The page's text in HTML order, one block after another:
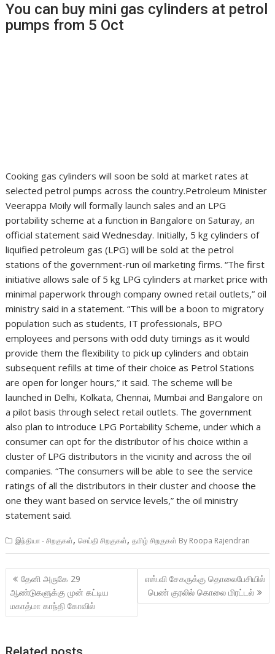
You can buy mini gas cylinders at petrol
pumps from 5 Oct
Cooking gas cylinders will soon be sold at market rates at
selected petrol pumps across the country.Petroleum Minister
Veerappa Moily will formally launch sales and an LPG
portability scheme at a function in Bangalore on Saturay, an
official statement said Wednesday. Initially, 5 kg cylinders of
liquified petroleum gas (LPG) will be sold at the petrol
stations of the government-run oil marketing firms. “The first
initiative allows sale of 5 kg LPG cylinders at market price with
minimal paperwork through company owned retail outlets,” oil
ministry said in a statement. “This will be a boon to migratory
population such as students, IT professionals, BPO
employees and persons with odd duty timings as it would
provide them the flexibility to pick up cylinders and obtain
subsequent refills at time of their choice as Petrol Stations
are open for longer hours,” it said. The scheme will be
launched in Delhi, Kolkata, Chennai, Mumbai and Bangalore on
a pilot basis through select retail outlets. The government
also plan to introduce LPG Portability Scheme, under which a
consumer can opt for the distributor of his choice within a
cluster of LPG distributors in the vicinity and across the oil
companies. “The consumers will be able to see the service
ratings of all the distributors in their cluster and choose the
one they want based on service levels,” the oil ministry
statement said.
இந்தியா - சிறகுகள்,செய்தி சிறகுகள்,தமிழ் சிறகுகள் By Roopa Rajendran
Post
navigation
தேனி அருகே 29
ஆண்டுகளுக்கு முன் கட்டிய
மகாத்மா காந்தி கோவில்
எஸ்.வி சேகருக்கு தொலைபேசியில்
பெண் குரலில் கொலை மிரட்டல்